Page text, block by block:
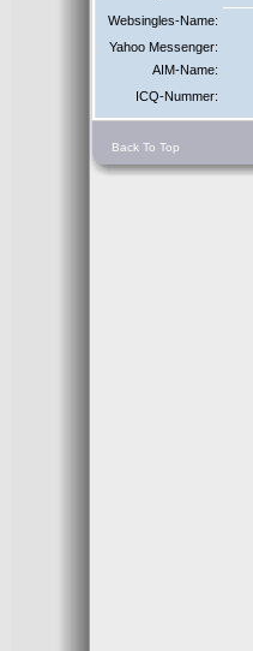
Websingles-Name:
Yahoo Messenger:
AIM-Name:
ICQ-Nummer:
Back To Top